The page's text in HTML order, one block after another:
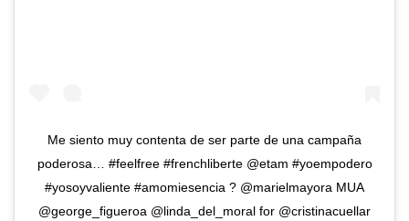
Me siento muy contenta de ser parte de una campaña
poderosa… #feelfree #frenchliberte @etam #yoempodero
#yosoyvaliente #amomiesencia ? @marielmayora MUA
@george_figueroa @linda_del_moral for @cristinacuellar